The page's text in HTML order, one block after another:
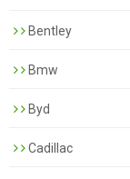
Bentley
Bmw
Byd
Cadillac